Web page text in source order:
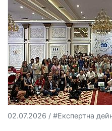
02.07.2026 / #Експертна